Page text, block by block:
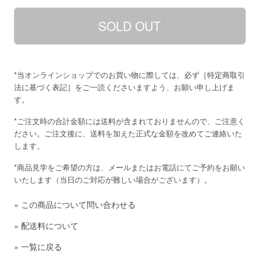
*当オンラインショップでのお買い物に際しては、必ず［特定商取引
法に基づく表記］をご一読くださいますよう、お願い申し上げま
す。
*ご注文時の合計金額には送料が含まれておりませんので、ご注意く
ださい。ご注文後に、送料を加えた正式な金額を改めてご連絡いた
します。
*商品見学をご希望の方は、メールまたはお電話にてご予約をお願い
いたします（当日のご対応が難しい場合がございます）。
» この商品について問い合わせる
»配送料について
»一覧に戻る